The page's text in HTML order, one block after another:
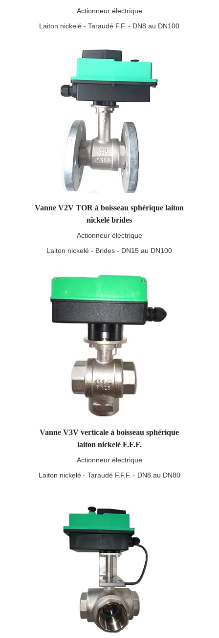
Actionneur électrique
Laiton nickelé - Taraudé F.F. - DN8 au DN100
Vanne V2V TOR à boisseau sphérique laiton
nickelé brides
Actionneur électrique
Laiton nickelé - Brides - DN15 au DN100
Vanne V3V verticale à boisseau sphérique
laiton nickelé F.F.F.
Actionneur électrique
Laiton nickelé - Taraudé F.F.F. - DN8 au DN80